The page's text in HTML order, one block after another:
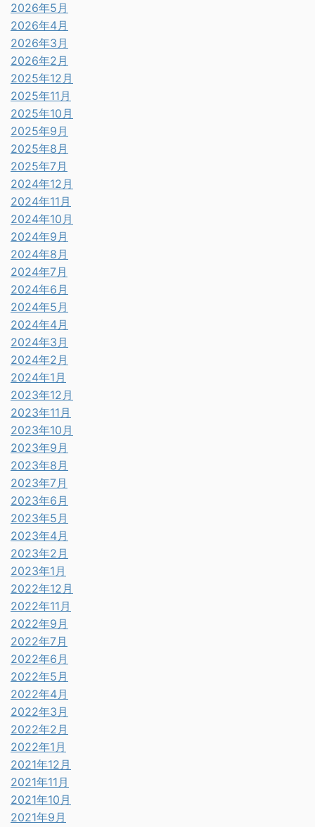
2026年5月
2026年4月
2026年3月
2026年2月
2025年12月
2025年11月
2025年10月
2025年9月
2025年8月
2025年7月
2024年12月
2024年11月
2024年10月
2024年9月
2024年8月
2024年7月
2024年6月
2024年5月
2024年4月
2024年3月
2024年2月
2024年1月
2023年12月
2023年11月
2023年10月
2023年9月
2023年8月
2023年7月
2023年6月
2023年5月
2023年4月
2023年2月
2023年1月
2022年12月
2022年11月
2022年9月
2022年7月
2022年6月
2022年5月
2022年4月
2022年3月
2022年2月
2022年1月
2021年12月
2021年11月
2021年10月
2021年9月